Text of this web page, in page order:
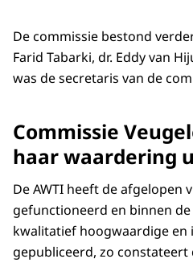
De commissie bestond
Farid Tabarki, dr. Eddy van
was de secretaris van de
Commissie
haar waardering
De AWTI heeft de afgelopen
gefunctioneerd en binnen
kwalitatief hoogwaardige en
gepubliceerd, zo constateert